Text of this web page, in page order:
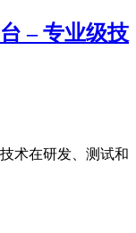
– 专业级技
术在研发、测试和